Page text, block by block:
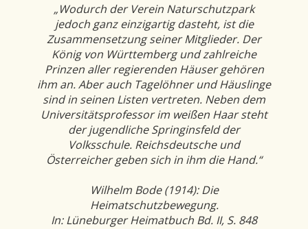
„Wodurch der Verein Naturschutzpark
jedoch ganz einzigartig dasteht, ist die
Zusammensetzung seiner Mitglieder. Der
König von Württemberg und zahlreiche
Prinzen aller regierenden Häuser gehören
ihm an. Aber auch Tagelöhner und Häuslinge
sind in seinen Listen vertreten. Neben dem
Universitätsprofessor im weißen Haar steht
der jugendliche Springinsfeld der
Volksschule. Reichsdeutsche und
Österreicher geben sich in ihm die Hand.“
Wilhelm Bode (1914): Die
Heimatschutzbewegung.
In: Lüneburger Heimatbuch Bd. II, S. 848